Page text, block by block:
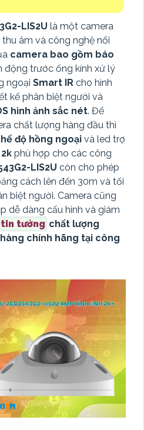
LIS2U là một camera
âm và công nghệ nổi
camera bao gồm báo
động trước ống kính xử lý
ngoại Smart IR cho hình
kế phân biệt người và
hình ảnh sắc nét. Để
chất lượng hàng đầu thì
độ hồng ngoại và led trợ
phù hợp cho các công
LIS2U còn cho phép
cách lên đến 30m và tối
biệt người. Camera cũng
dễ dàng cấu hình và giám
tin tưởng chất lượng
chính hãng tại công